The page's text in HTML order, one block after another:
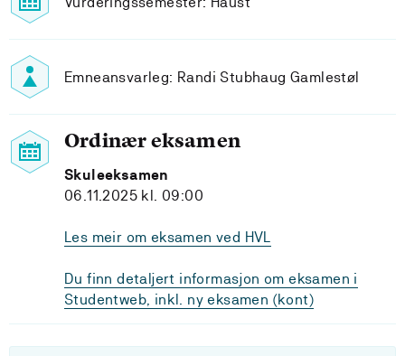
Emneansvarleg: Randi Stubhaug Gamlestøl
Ordinær eksamen
Skuleeksamen
06.11.2025 kl. 09:00
Les meir om eksamen ved HVL
Du finn detaljert informasjon om eksamen i
Studentweb, inkl. ny eksamen (kont)